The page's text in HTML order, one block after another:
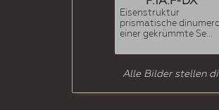
Eisenstruktur
prismatische
einer gekrümmte Se...
Alle Bilder stellen